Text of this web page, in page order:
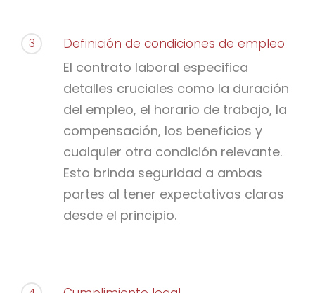
3 Definición de condiciones de empleo
El contrato laboral especifica
detalles cruciales como la duración
del empleo, el horario de trabajo, la
compensación, los beneficios y
cualquier otra condición relevante.
Esto brinda seguridad a ambas
partes al tener expectativas claras
desde el principio.